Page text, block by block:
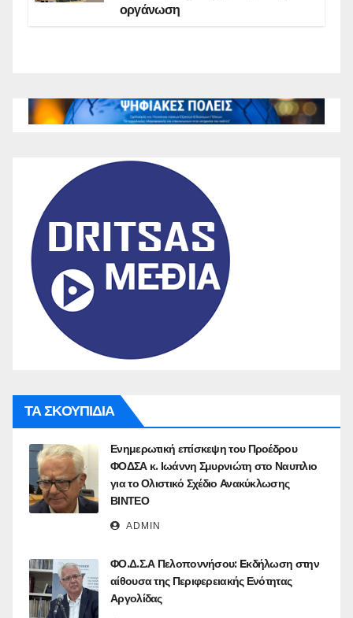
οργάνωση
ΤΑ ΣΚΟΥΠΙΔΙΑ
Ενημερωτική επίσκεψη του Προέδρου
ΦΟΔΣΑ κ. Ιωάννη Σμυρνιώτη στο Ναυπλιο
για το Ολιστικό Σχέδιο Ανακύκλωσης
ΒΙΝΤΕΟ
ADMIN
ΦΟ.Δ.Σ.Α Πελοποννήσου: Eκδήλωση στην
αίθουσα της Περιφερειακής Ενότητας
Αργολίδας